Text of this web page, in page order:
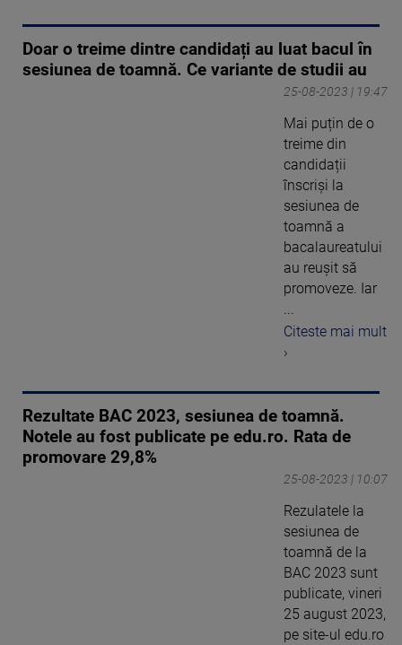
Doar o treime dintre candidați au luat bacul în
sesiunea de toamnă. Ce variante de studii au
25-08-2023 | 19:47
Mai puțin de o
treime din
candidații
înscriși la
sesiunea de
toamnă a
bacalaureatului
au reușit să
promoveze. Iar
...
Citeste mai mult
›
Rezultate BAC 2023, sesiunea de toamnă.
Notele au fost publicate pe edu.ro. Rata de
promovare 29,8%
25-08-2023 | 10:07
Rezulatele la
sesiunea de
toamnă de la
BAC 2023 sunt
publicate, vineri
25 august 2023,
pe site-ul edu.ro